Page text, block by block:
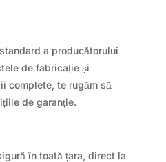
a producătorului
de fabricație și
complete, te rugăm să
de garanție.
în toată țara, direct la